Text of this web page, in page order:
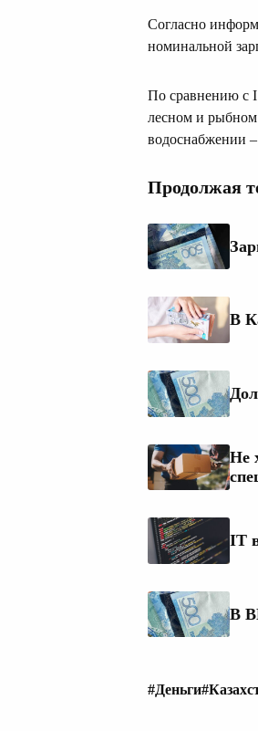
Согласно
номинальной
По сравнению с I
лесном и рыбном
водоснабжении
Продолжая
В
Не
IT
В
#Деньги